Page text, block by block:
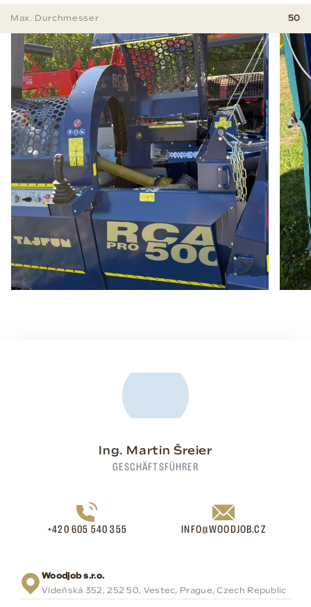
Max. Durchmesser 50
Ing. Martin Šreier
GESCHÄFTSFÜHRER
+420 605 540 355 INFO@WOODJOB.CZ
Woodjob s.r.o.
Vídeňská 352, 252 50, Vestec, Prague, Czech Republic